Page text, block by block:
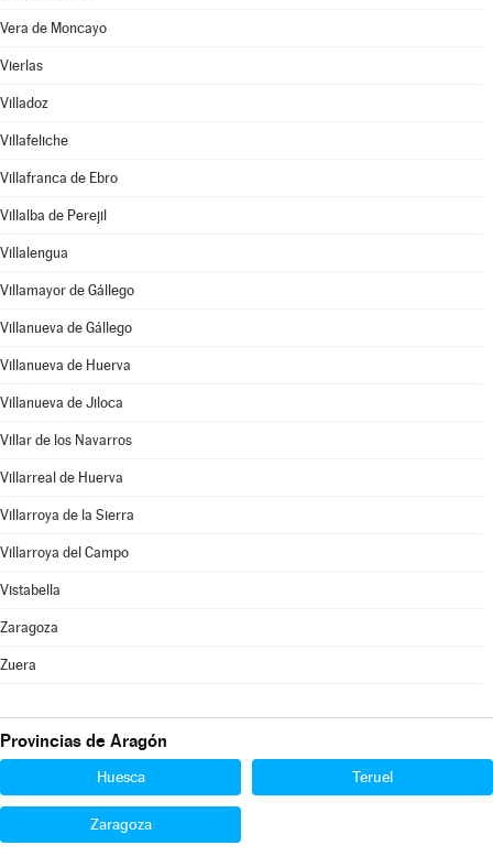
Vera de Moncayo
Vierlas
Villadoz
Villafeliche
Villafranca de Ebro
Villalba de Perejil
Villalengua
Villamayor de Gállego
Villanueva de Gállego
Villanueva de Huerva
Villanueva de Jiloca
Villar de los Navarros
Villarreal de Huerva
Villarroya de la Sierra
Villarroya del Campo
Vistabella
Zaragoza
Zuera
Provincias de Aragón
Huesca Teruel
Zaragoza